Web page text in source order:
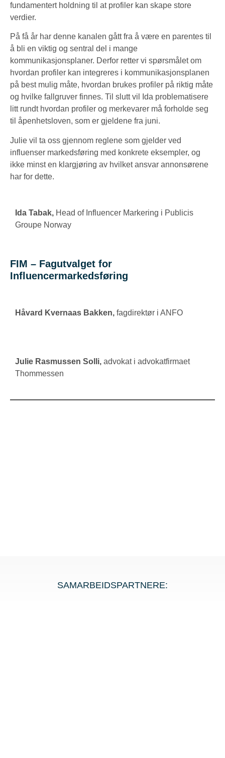
fundamentert holdning til at profiler kan skape store
verdier.
På få år har denne kanalen gått fra å være en parentes til
å bli en viktig og sentral del i mange
kommunikasjonsplaner. Derfor retter vi spørsmålet om
hvordan profiler kan integreres i kommunikasjonsplanen
på best mulig måte, hvordan brukes profiler på riktig måte
og hvilke fallgruver finnes. Til slutt vil Ida problematisere
litt rundt hvordan profiler og merkevarer må forholde seg
til åpenhetsloven, som er gjeldene fra juni.
Julie vil ta oss gjennom reglene som gjelder ved
influenser markedsføring med konkrete eksempler, og
ikke minst en klargjøring av hvilket ansvar annonsørene
har for dette.
Ida Tabak, Head of Influencer Markering i Publicis
Groupe Norway
FIM – Fagutvalget for
Influencermarkedsføring
Håvard Kvernaas Bakken, fagdirektør i ANFO
Julie Rasmussen Solli, advokat i advokatfirmaet
Thommessen
SAMARBEIDSPARTNERE: